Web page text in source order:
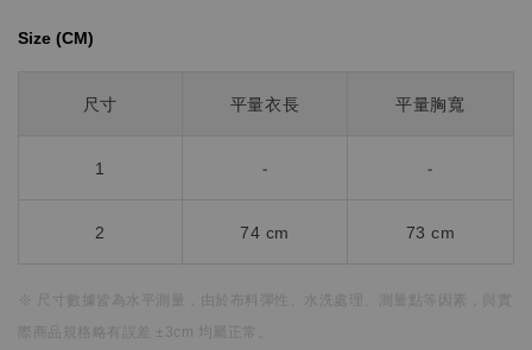
Size (CM)⁡⁡
尺寸 平量衣長 平量胸寬
1 - -
2 74 cm 73 cm
※ 尺寸數據皆為水平測量， 由於布料彈性、水洗處理、測量點等因素，
際商品規格略有誤差 ±3cm 均屬正常。